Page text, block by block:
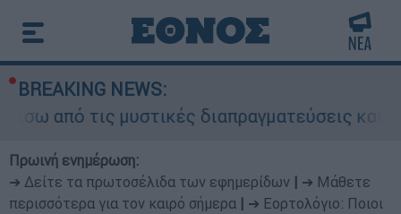
BREAKING NEWS:
τις μυστικές διαπραγματεύσεις και γιατί
Πρωινή ενημέρωση:
➔ Δείτε τα πρωτοσέλιδα των εφημερίδων
➔ Μάθετε
περισσότερα για τον καιρό σήμερα
➔ Εορτολόγιο: Ποιοι